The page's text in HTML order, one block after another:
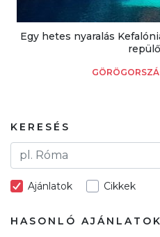
Egy hetes nyaralás
KERESÉS
Ajánlatok Cikkek
HASONLÓ AJÁNLATOK